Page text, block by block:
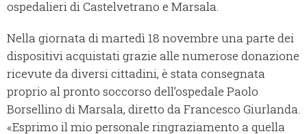
ospedalieri di Castelvetrano e Marsala.
Nella giornata di martedì 18 novembre una parte dei
dispositivi acquistati grazie alle numerose donazione
ricevute da diversi cittadini, è stata consegnata
proprio al pronto soccorso dell’ospedale Paolo
Borsellino di Marsala, diretto da Francesco Giurlanda.
«Esprimo il mio personale ringraziamento a quella